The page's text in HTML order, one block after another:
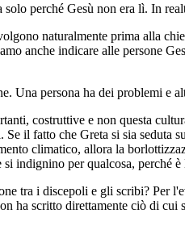
perché Gesù non era lì. In
naturalmente prima alla
anche indicare alle persone
Una persona ha dei problemi e
costruttive e non questa
il fatto che Greta si sia seduta
climatico, allora la
indignino per qualcosa, perché
tra i discepoli e gli scribi? Per
ha scritto direttamente ciò di cui